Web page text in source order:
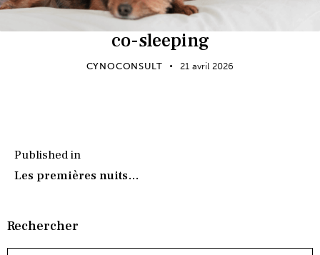
co-sleeping
CYNOCONSULT 21 avril 2026
Published in
Les premières nuits…
Rechercher